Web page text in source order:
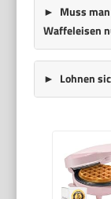
Muss
Waffeleisen
Lohnen